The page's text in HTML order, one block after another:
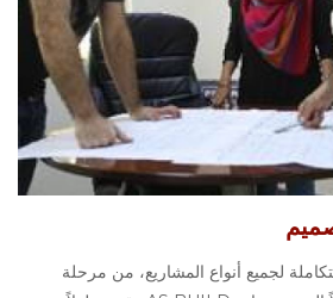
لجميع أنواع المشاريع، من مرحلة